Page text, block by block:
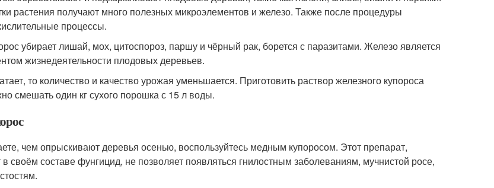
растения получают много полезных микроэлементов и железо. Также после процедуры
процессы.
убирает лишай, мох, цитоспороз, паршу и чёрный рак, борется с паразитами. Железо является
жизнедеятельности плодовых деревьев.
то количество и качество урожая уменьшается. Приготовить раствор железного купороса
смешать один кг сухого порошка с 15 л воды.
чем опрыскивают деревья осенью, воспользуйтесь медным купоросом. Этот препарат,
своём составе фунгицид, не позволяет появляться гнилостным заболеваниям, мучнистой росе,